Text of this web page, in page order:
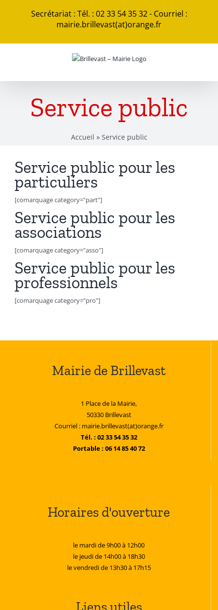
Secrétariat : Tél. : 02 33 54 35 32 - Courriel :
mairie.brillevast(at)orange.fr
Service public
Accueil » Service public
Service public pour les
particuliers
[comarquage category="part"]
Service public pour les
associations
[comarquage category="asso"]
Service public pour les
professionnels
[comarquage category="pro"]
Mairie de Brillevast
1 Place de la Mairie,
50330 Brillevast
Courriel : mairie.brillevast(at)orange.fr
Tél. : 02 33 54 35 32
Portable : 06 14 85 40 72
Horaires d'ouverture
le mardi de 9h00 à 12h00
le jeudi de 14h00 à 18h30
le vendredi de 13h30 à 17h15